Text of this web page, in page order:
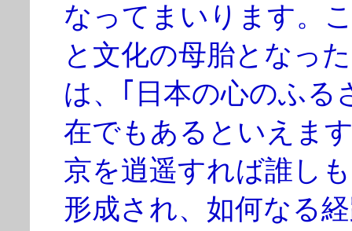
なってまいります。
と文化の母胎となっ
は、｢日本の心のふる
在でもあるといえま
京を逍遥すれば誰し
形成され、如何なる